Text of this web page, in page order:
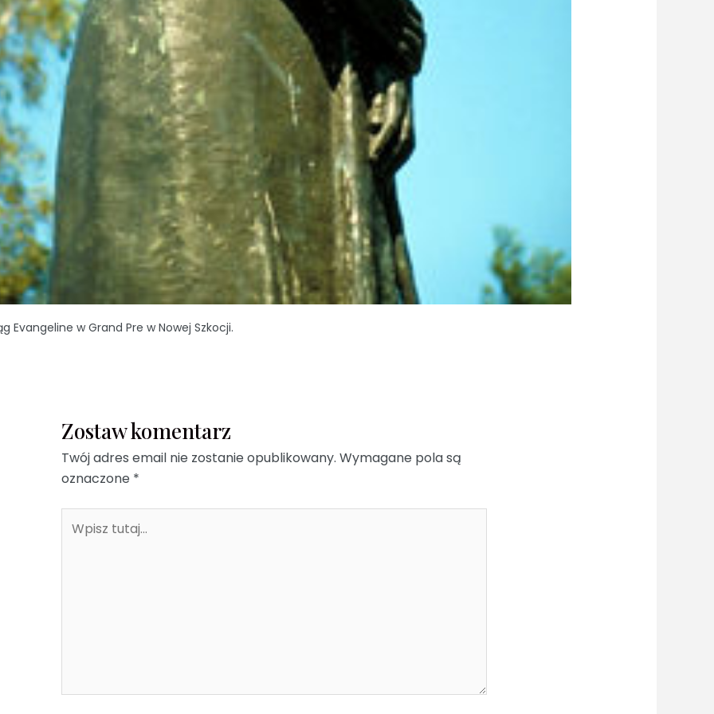
Evangeline w Grand Pre w Nowej Szkocji.
Zostaw komentarz
Twój adres email nie zostanie opublikowany. Wymagane pola są
oznaczone *
tutaj...